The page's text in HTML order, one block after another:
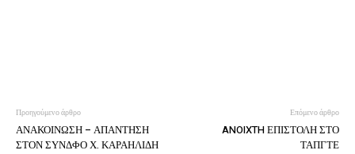
Προηγούμενο άρθρο
ΑΝΑΚΟΙΝΩΣΗ – ΑΠΑΝΤΗΣΗ
ΣΤΟΝ ΣΥΝΔΦΟ Χ. ΚΑΡΑΗΛΙΔΗ
Επόμενο άρθρο
ANOIXTH ΕΠΙΣΤΟΛΗ ΣΤΟ
ΤΑΠΓΤΕ